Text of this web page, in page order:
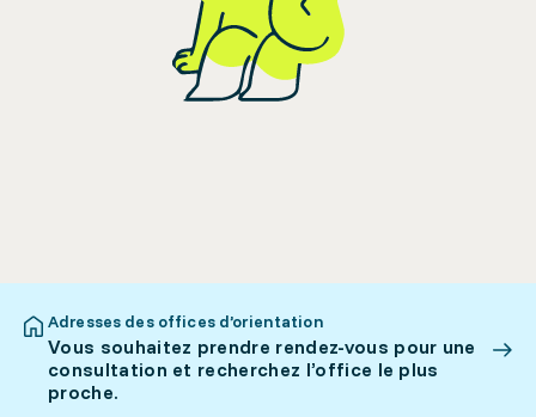
Adresses des offices d’orientation
Vous souhaitez prendre rendez-vous pour une
consultation et recherchez l’office le plus
proche.